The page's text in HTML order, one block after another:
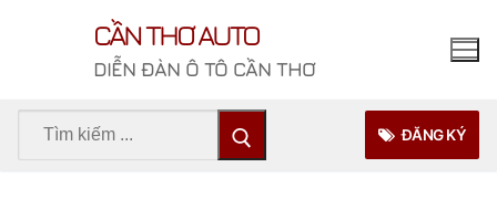
CẦN THƠ AUTO
DIỄN ĐÀN Ô TÔ CẦN THƠ
Tìm
ĐĂNG KÝ